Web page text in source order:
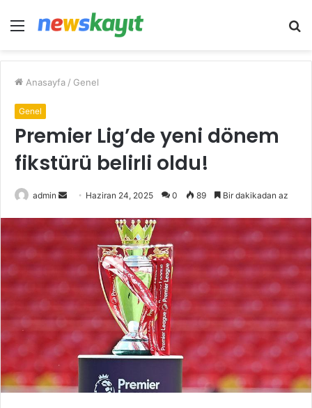
Menü
Anasayfa / Genel
Genel
Premier Lig’de yeni dönem
fikstürü belirli oldu!
admin
Bir
göndermek
Haziran 24, 2025 0 89 Bir dakikadan az